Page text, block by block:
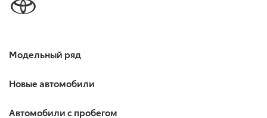
Модельный ряд
Новые автомобили
Автомобили с пробегом